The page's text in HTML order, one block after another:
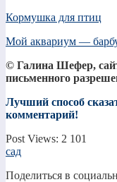
Кормушка для птиц
Мой аквариум —
© Галина Шефер,
письменного
Лучший способ
комментарий!
Post Views: 2 101
сад
Поделиться в